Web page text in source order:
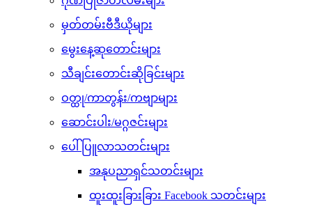
မှတ်တမ်းဗီဒီယိုများ
မွေးနေ့ဆုတောင်းများ
သီချင်းတောင်းဆိုခြင်းများ
ဝတ္ထု/ကာတွန်း/ကဗျာများ
ဆောင်းပါး/မဂ္ဂဇင်းများ
ပေါ်ပြူလာသတင်းများ
အနုပညာရှင်သတင်းများ
ထူးထူးခြားခြား Facebook သတင်းများ